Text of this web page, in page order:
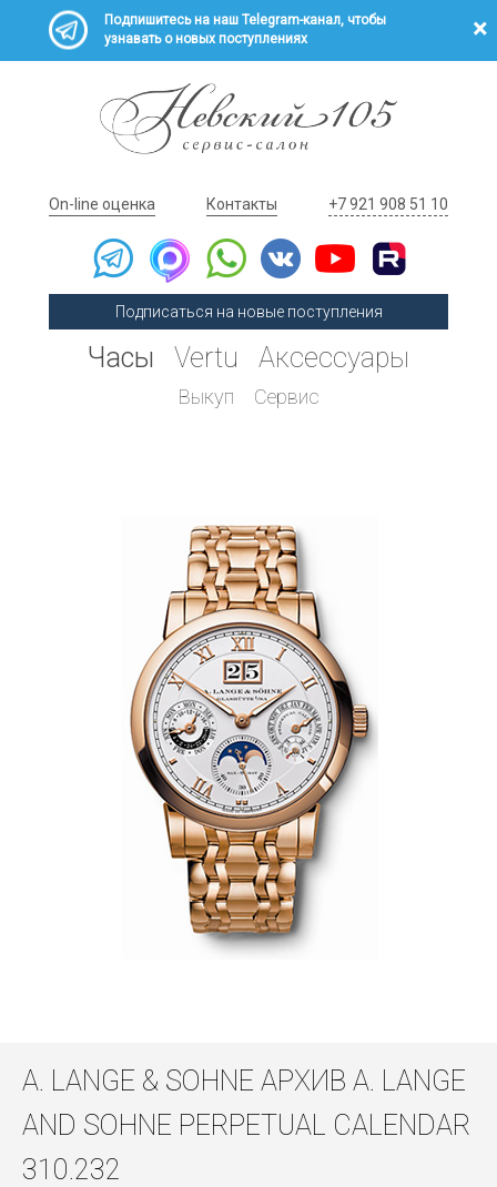
Подпишитесь на наш Telegram-канал, чтобы
узнавать о новых поступлениях
On-line оценка Контакты +7 921 908 51 10
Подписаться на новые поступления
Часы Vertu Аксессуары
Выкуп Сервис
A. LANGE & SOHNE АРХИВ A. LANGE
AND SOHNE PERPETUAL CALENDAR
310.232